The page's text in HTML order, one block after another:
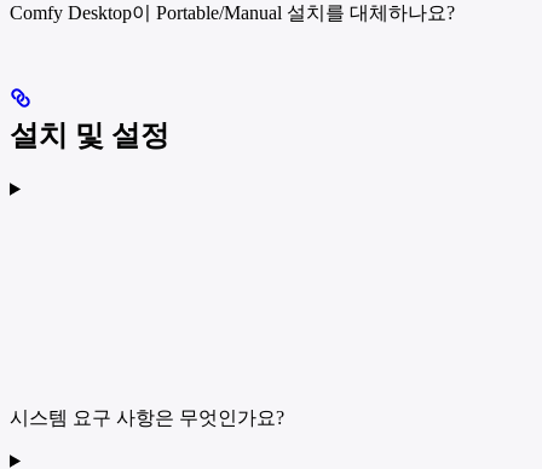
Comfy Desktop이 Portable/Manual 설치를 대체하나요?
설치 및 설정
시스템 요구 사항은 무엇인가요?